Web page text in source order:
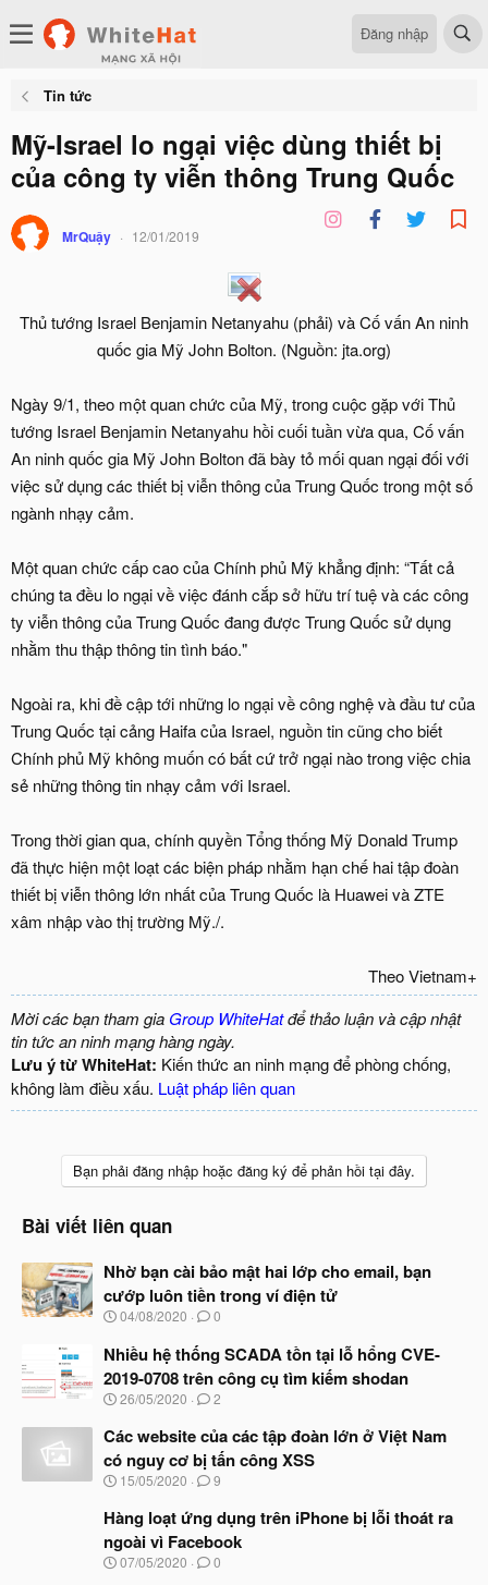
Đăng nhập
Tin tức
Mỹ-Israel lo ngại việc dùng thiết bị
của công ty viễn thông Trung Quốc
MrQuậy 12/01/2019
Thủ tướng Israel Benjamin Netanyahu (phải) và Cố vấn An ninh
quốc gia Mỹ John Bolton. (Nguồn: jta.org)​
Ngày 9/1, theo một quan chức của Mỹ, trong cuộc gặp với Thủ
tướng Israel Benjamin Netanyahu hồi cuối tuần vừa qua, Cố vấn
An ninh quốc gia Mỹ John Bolton đã bày tỏ mối quan ngại đối với
việc sử dụng các thiết bị viễn thông của Trung Quốc trong một số
ngành nhạy cảm.
Một quan chức cấp cao của Chính phủ Mỹ khẳng định: “Tất cả
chúng ta đều lo ngại về việc đánh cắp sở hữu trí tuệ và các công
ty viễn thông của Trung Quốc đang được Trung Quốc sử dụng
nhằm thu thập thông tin tình báo."
Ngoài ra, khi đề cập tới những lo ngại về công nghệ và đầu tư của
Trung Quốc tại cảng Haifa của Israel, nguồn tin cũng cho biết
Chính phủ Mỹ không muốn có bất cứ trở ngại nào trong việc chia
sẻ những thông tin nhạy cảm với Israel.
Trong thời gian qua, chính quyền Tổng thống Mỹ Donald Trump
đã thực hiện một loạt các biện pháp nhằm hạn chế hai tập đoàn
thiết bị viễn thông lớn nhất của Trung Quốc là Huawei và ZTE
xâm nhập vào thị trường Mỹ./.
Theo Vietnam+​
Mời các bạn tham gia Group WhiteHatđể thảo luận và cập nhật
tin tức an ninh mạng hàng ngày.
Lưu ý từ WhiteHat: Kiến thức an ninh mạng để phòng chống,
không làm điều xấu. Luật pháp liên quan
Bạn phải đăng nhập hoặc đăng ký để phản hồi tại đây.
Bài viết liên quan
Nhờ bạn cài bảo mật hai lớp cho email, bạn
cướp luôn tiền trong ví điện tử
N
à
y
b
ắ
đ
ầ
u
04/08/2020 0
Nhiều hệ thống SCADA tồn tại lỗ hổng CVE-
2019-0708 trên công cụ tìm kiếm shodan
N
à
b
ắ
đ
ầ
u
26/05/2020 2
Các website của các tập đoàn lớn ở Việt Nam
có nguy cơ bị tấn công XSS
N
à
b
ắ
15/05/2020 9
Hàng loạt ứng dụng trên iPhone bị lỗi thoát ra
ngoài vì Facebook
N
07/05/2020 0